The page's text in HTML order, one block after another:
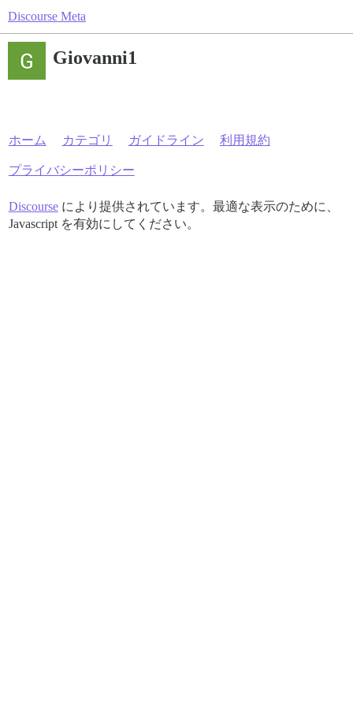
Discourse Meta
Giovanni1
ホーム カテゴリ ガイドライン 利用規約
プライバシーポリシー
Discourseにより提供されています。最適な表示のために、
Javascript を有効にしてください。